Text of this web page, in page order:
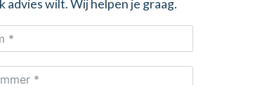
wilt. Wij helpen je graag.